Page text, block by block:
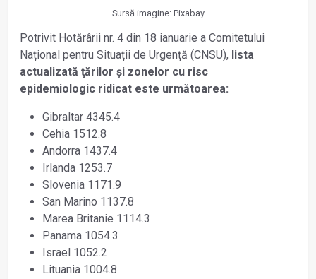
Sursă imagine: Pixabay
Potrivit Hotărârii nr. 4 din 18 ianuarie a Comitetului
Național pentru Situații de Urgență (CNSU), lista
actualizată ţărilor şi zonelor cu risc
epidemiologic ridicat este următoarea:
Gibraltar 4345.4
Cehia 1512.8
Andorra 1437.4
Irlanda 1253.7
Slovenia 1171.9
San Marino 1137.8
Marea Britanie 1114.3
Panama 1054.3
Israel 1052.2
Lituania 1004.8